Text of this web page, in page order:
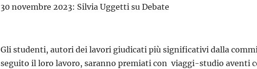
30 novembre 2023: Silvia Uggetti su Debate
Gli studenti, autori dei lavori giudicati più significativi dalla
seguito il loro lavoro, saranno premiati con viaggi-studio aventi